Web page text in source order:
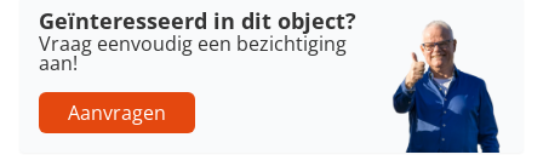
Geïnteresseerd in dit object?
Vraag eenvoudig een bezichtiging
aan!
Aanvragen